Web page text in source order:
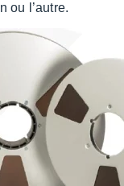
ou l’autre.